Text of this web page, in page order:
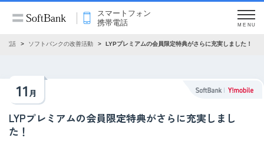
スマートフォン
携帯電話
MENU
電話 ソフトバンクの改善活動 LYPプレミアムの会員限定特典がさらに充実しました！
11 月
LYPプレミアムの会員限定特典がさらに充実しまし
た！